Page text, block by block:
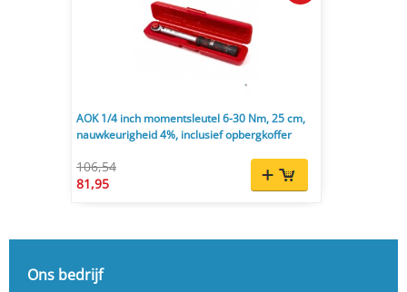
AOK 1/4 inch momentsleutel 6-30 Nm, 25 cm,
nauwkeurigheid 4%, inclusief opbergkoffer
106,54
81,95
Ons bedrijf